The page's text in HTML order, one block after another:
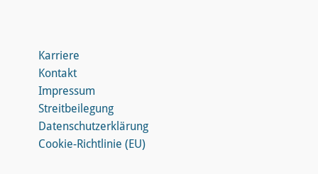
Karriere
Kontakt
Impressum
Streitbeilegung
Datenschutzerklärung
Cookie-Richtlinie (EU)